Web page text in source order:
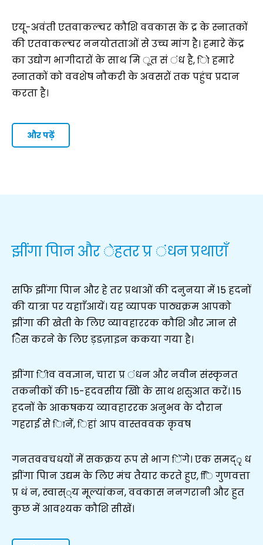
एयू-अवंती एतवाकल्चर कौशि ववकास कें द्र के स्नातकों
की एतवाकल्चर ननयोतताओं से उच्च मांग है। हमारे केंद्र
का उद्योग भागीदारों के साथ मि ूत सं ंध है, िो हमारे
स्नातकों को ववशेष नौकरी के अवसरों तक पहुंच प्रदान
करता है।
और पढ़ें
झींगा पािन और ेहतर प्र ंधन प्रथाएाँ
सफि झींगा पािन और हे तर प्रथाओं की दनुनया में 15 हदनों
की यात्रा पर यहााँआयें। यह व्यापक पाठ्यक्रम आपको
झींगा की खेती के लिए व्यावहाररक कौशि और ज्ञान से
िैस करने के लिए ड़डज़ाइन ककया गया है।
झींगा िीव ववज्ञान, चारा प्र ंधन और नवीन संस्कृनत
तकनीकों की 15-हदवसीय खोि के साथ शरुुआत करें। 15
हदनों के आकषकय व्यावहाररक अनुभव के दौरान
गहराई से िानें, िहां आप वास्तववक कृवष
गनतववचधयों में सकक्रय रूप से भाग िेंगे। एक समद्ृ ध
झींगा पािन उद्यम के लिए मंच तैयार करते हुए, िि गुणवत्ता
प्र धं न, स्वास््य मूल्यांकन, ववकास ननगरानी और हुत
कुछ में आवश्यक कौशि सीखें।